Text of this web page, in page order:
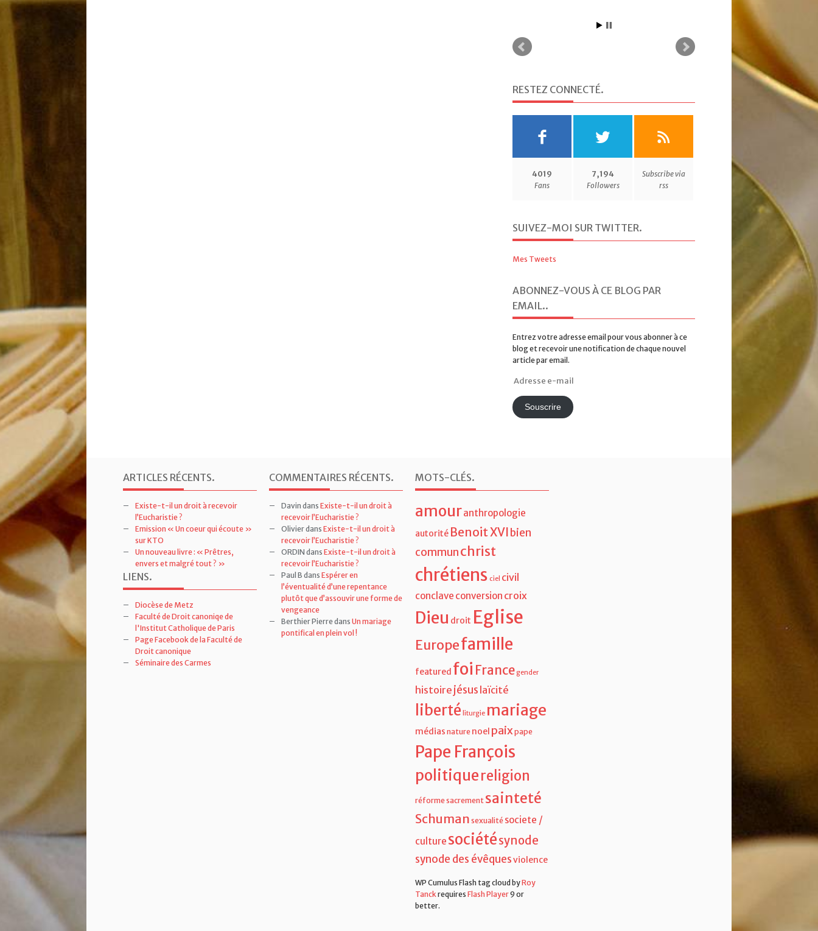
4019
Fans
Followers
rss
Mes Tweets
ABONNEZ-VOUS À CE BLOG PAR
Entrez votre adresse email pour vous abonner à ce
blog et recevoir une notification de chaque nouvel
article par email.
Adresse
e-
mailSouscrire
Existe-t-il un droit à recevoir
l’Eucharistie ?
Emission « Un coeur qui écoute »
sur KTO
Un nouveau livre : « Prêtres,
envers et malgré tout ? »
LIENS.
Diocèse de Metz
Faculté de Droit canoniqe de
l'Institut Catholique de Paris
Page Facebook de la Faculté de
Droit canonique
Séminaire des Carmes
Davin dansExiste-t-il un droit à
recevoir l’Eucharistie ?
Olivier dansExiste-t-il un droit à
recevoir l’Eucharistie ?
ORDIN
dansExiste-t-il un droit à
recevoir l’Eucharistie ?
Paul Bdans
Espérer en
l’éventualité d’une repentance
plutôt que d’assouvir une forme de
vengeance
Berthier Pierre
dans Un mariage
pontifical en plein vol !
amouranthropologie
autorité Benoit XVI
bien
commun
christ
chrétiensciel
conclave conversion
DieudroitEglise
Europefamille
featuredfoi France
jésuslaïcité
liberté liturgie mariage
médias nature pape
Pape François
politiquereligion
réformesacrementsainteté
sexualité societe /
culturesociété synode
synode des évêques violence
WP Cumulus Flash tag cloud by
Roy
Tanck
Flash Player
better.